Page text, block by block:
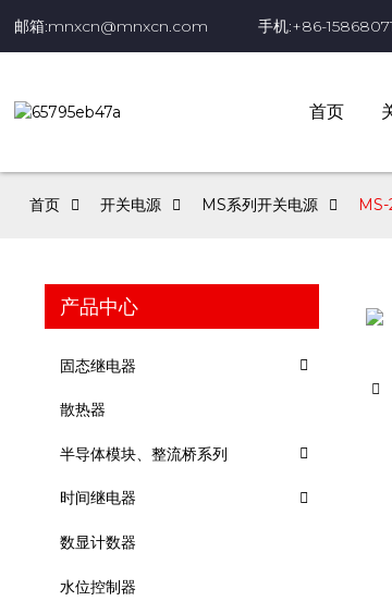
邮箱:mnxcn@mnxcn.com 手机:+86-
首页
首页 开关电源 MS系列开关电源
产品中心
固态继电器
散热器
半导体模块、整流桥系列
时间继电器
数显计数器
水位控制器